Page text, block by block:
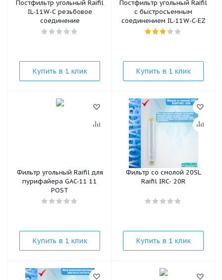
Постфильтр угольный Raifil
IL-11W-C резьбовое
соединение
Купить в 1 клик
Постфильтр угольный Raifil
с быстросъемным
соединением IL-11W-C-EZ
Купить в 1 клик
Фильтр угольный Raifil для
пурифайера GAC-11 11
POST
Купить в 1 клик
Фильтр со смолой 20SL
Raifil IRC- 20R
Купить в 1 клик